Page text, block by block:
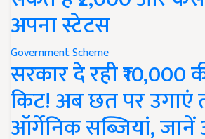
अपना स्टेटस
Government Scheme
सरकार दे रही ₹10,000
किट! अब छत पर उगाएं
ऑर्गेनिक सब्जियां,